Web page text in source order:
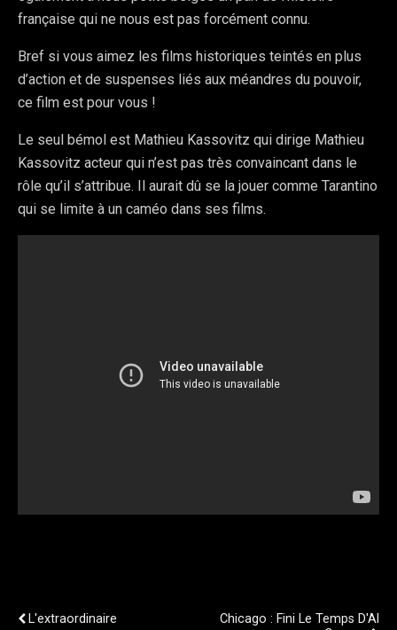
française qui ne nous est pas forcément connu.
Bref si vous aimez les films historiques teintés en plus
d’action et de suspenses liés aux méandres du pouvoir,
ce film est pour vous !
Le seul bémol est Mathieu Kassovitz qui dirige Mathieu
Kassovitz acteur qui n’est pas très convaincant dans le
rôle qu’il s’attribue. Il aurait dû se la jouer comme Tarantino
qui se limite à un caméo dans ses films.
L'extraordinaire
Chicago : Fini Le Temps D'Al